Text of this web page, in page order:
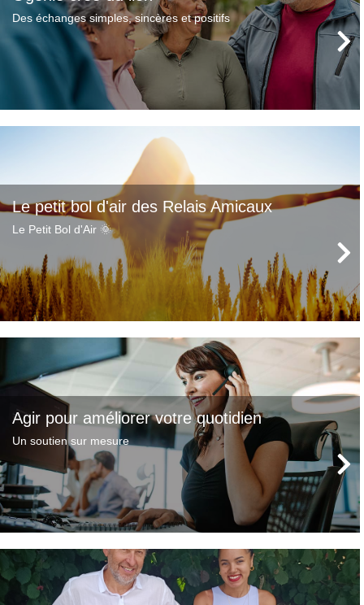
Des échanges simples, sincères et positifs
Le petit bol d'air des Relais Amicaux
Le Petit Bol d'Air 🌞
Agir pour améliorer votre quotidien
Un soutien sur mesure